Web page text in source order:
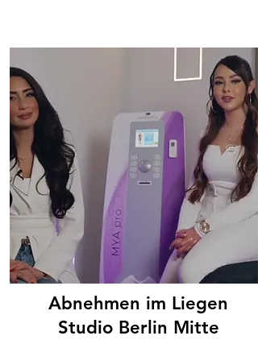
Abnehmen im Liegen
Studio Berlin Mitte